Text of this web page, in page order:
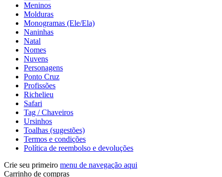
Meninos
Molduras
Monogramas (Ele/Ela)
Naninhas
Natal
Nomes
Nuvens
Personagens
Ponto Cruz
Profissões
Richelieu
Safari
Tag / Chaveiros
Ursinhos
Toalhas (sugestões)
Termos e condições
Política de reembolso e devoluções
Crie seu primeiro menu de navegação aqui
Carrinho de compras